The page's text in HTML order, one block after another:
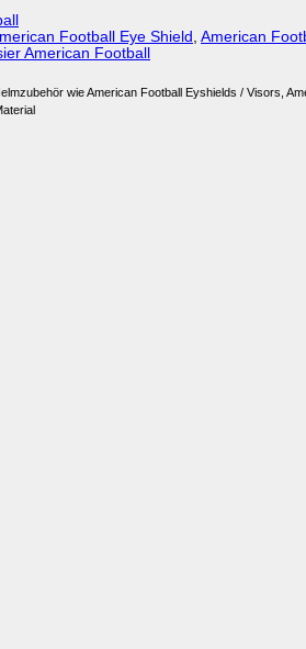
Football Eye Shield American
American Football
wie American Football Eyshields / Visors,